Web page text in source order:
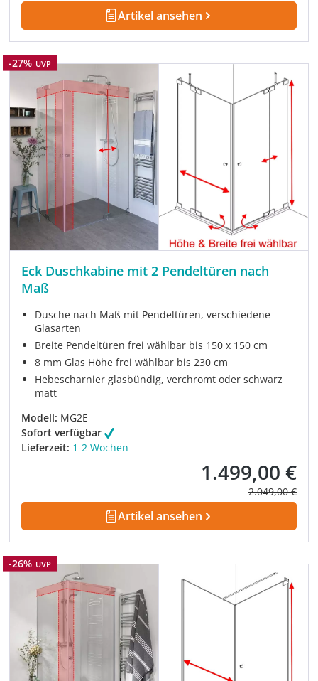
Artikel ansehen
Rabatt
-27% UVP
Eck Duschkabine mit 2 Pendeltüren nach
Maß
Dusche nach Maß mit Pendeltüren, verschiedene
Glasarten
Breite Pendeltüren frei wählbar bis 150 x 150 cm
8 mm Glas Höhe frei wählbar bis 230 cm
Hebescharnier glasbündig, verchromt oder schwarz
matt
Modell: MG2E
Sofort verfügbar
Lieferzeit: 1-2 Wochen
Verkaufspreis:
1.499,00 €
Regulärer
2.049,00 €
Artikel ansehen
Rabatt
-26% UVP